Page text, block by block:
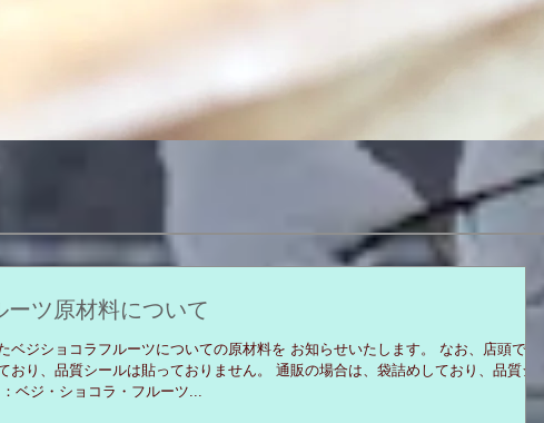
ツ原材料について
ベジショコラフルーツについての原材料を お知らせいたします。 なお、店頭では
おり、品質シールは貼っておりません。 通販の場合は、袋詰めしており、品質シー
ベジ・ショコラ・フルーツ...